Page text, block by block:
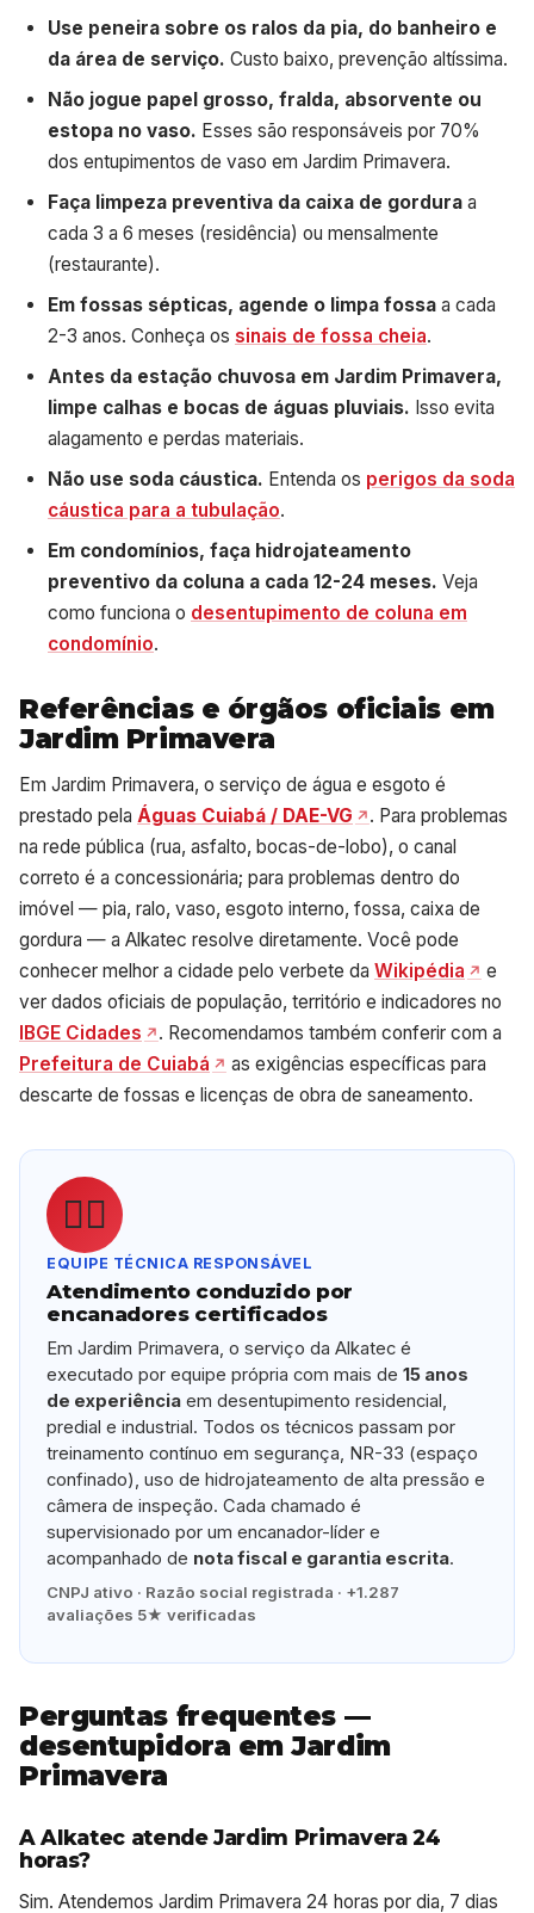
Use peneira sobre os ralos da pia, do banheiro e
da área de serviço. Custo baixo, prevenção altíssima.
Não jogue papel grosso, fralda, absorvente ou
estopa no vaso. Esses são responsáveis por 70%
dos entupimentos de vaso em Jardim Primavera.
Faça limpeza preventiva da caixa de gordura a
cada 3 a 6 meses (residência) ou mensalmente
(restaurante).
Em fossas sépticas, agende o limpa fossa a cada
2-3 anos. Conheça os sinais de fossa cheia.
Antes da estação chuvosa em Jardim Primavera,
limpe calhas e bocas de águas pluviais. Isso evita
alagamento e perdas materiais.
Não use soda cáustica. Entenda os perigos da soda
cáustica para a tubulação.
Em condomínios, faça hidrojateamento
preventivo da coluna a cada 12-24 meses. Veja
como funciona o desentupimento de coluna em
condomínio.
Referências e órgãos oficiais em
Jardim Primavera
Em Jardim Primavera, o serviço de água e esgoto é
prestado pela Águas Cuiabá / DAE-VG
. Para problemas
na rede pública (rua, asfalto, bocas-de-lobo), o canal
correto é a concessionária; para problemas dentro do
imóvel — pia, ralo, vaso, esgoto interno, fossa, caixa de
gordura — a Alkatec resolve diretamente. Você pode
conhecer melhor a cidade pelo verbete da Wikipédia
e
ver dados oficiais de população, território e indicadores no
IBGE Cidades
. Recomendamos também conferir com a
Prefeitura de Cuiabá
as exigências específicas para
descarte de fossas e licenças de obra de saneamento.
👷‍♂️
EQUIPE TÉCNICA RESPONSÁVEL
Atendimento conduzido por
encanadores certificados
Em Jardim Primavera, o serviço da Alkatec é
executado por equipe própria com mais de15 anos
de experiência em desentupimento residencial,
predial e industrial. Todos os técnicos passam por
treinamento contínuo em segurança, NR-33 (espaço
confinado), uso de hidrojateamento de alta pressão e
câmera de inspeção. Cada chamado é
supervisionado por um encanador-líder e
acompanhado de nota fiscal e garantia escrita.
CNPJ ativo · Razão social registrada · +1.287
avaliações 5★ verificadas
Perguntas frequentes —
desentupidora em Jardim
Primavera
A Alkatec atende Jardim Primavera 24
horas?
Sim. Atendemos Jardim Primavera 24 horas por dia, 7 dias